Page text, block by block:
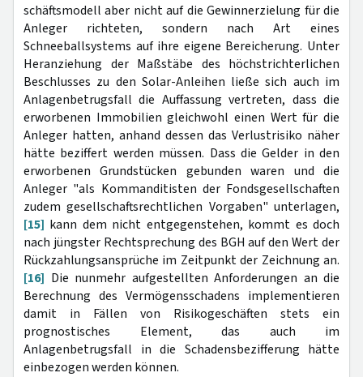
schäftsmodell aber nicht auf die Gewinnerzielung für die
Anleger richteten, sondern nach Art eines
Schneeballsystems auf ihre eigene Bereicherung. Unter
Heranziehung der Maßstäbe des höchstrichterlichen
Beschlusses zu den Solar-Anleihen ließe sich auch im
Anlagenbetrugsfall die Auffassung vertreten, dass die
erworbenen Immobilien gleichwohl einen Wert für die
Anleger hatten, anhand dessen das Verlustrisiko näher
hätte beziffert werden müssen. Dass die Gelder in den
erworbenen Grundstücken gebunden waren und die
Anleger "als Kommanditisten der Fondsgesellschaften
zudem gesellschaftsrechtlichen Vorgaben" unterlagen,
[15] kann dem nicht entgegenstehen, kommt es doch
nach jüngster Rechtsprechung des BGH auf den Wert der
Rückzahlungsansprüche im Zeitpunkt der Zeichnung an.
[16] Die nunmehr aufgestellten Anforderungen an die
Berechnung des Vermögensschadens implementieren
damit in Fällen von Risikogeschäften stets ein
prognostisches Element, das auch im
Anlagenbetrugsfall in die Schadensbezifferung hätte
einbezogen werden können.